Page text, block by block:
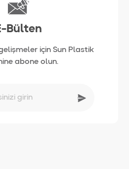
Bülten
için Sun Plastik
abone olun.